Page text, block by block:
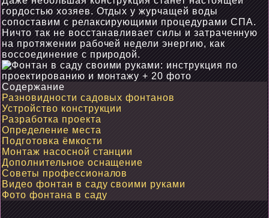
гордостью хозяев. Отдых у журчащей воды
сопоставим с релаксирующими процедурами СПА.
Ничто так не восстанавливает силы и затраченную
на протяжении рабочей недели энергию, как
воссоединение с природой.
Содержание
Разновидности садовых фонтанов
Устройство конструкции
Разработка проекта
Определение места
Подготовка ёмкости
Монтаж насосной станции
Дополнительное оснащение
Советы профессионалов
Видео фонтан в саду своими руками
Фото фонтана в саду